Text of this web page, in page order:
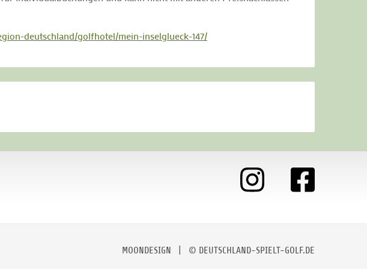
deutschland/golfhotel/mein-inselglueck-147/
MOONDESIGN | © DEUTSCHLAND-SPIELT-GOLF.DE